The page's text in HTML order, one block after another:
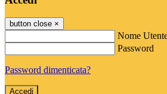
button close ×
Nome
Password
Password dimenticata?